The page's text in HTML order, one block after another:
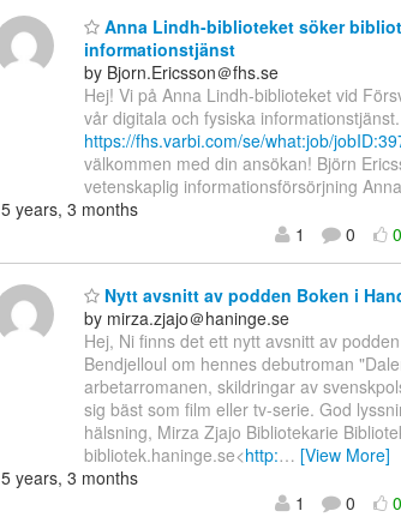
Anna Lindh-biblioteket söker
informationstjänst
by Bjorn.Ericsson＠fhs.se
Hej! Vi på Anna Lindh-biblioteket vid
vår digitala och fysiska
https://fhs.varbi.com/se/what:job/
välkommen med din ansökan! Björn
vetenskaplig informationsförsörjning
5 years, 3 months
1
0 0
Nytt avsnitt av podden Boken i
by mirza.zjajo＠haninge.se
Hej, Ni finns det ett nytt avsnitt av
Bendjelloul om hennes debutroman
arbetarromanen, skildringar av
sig bäst som film eller tv-serie. God
hälsning, Mirza Zjajo Bibliotekarie
bibliotek.haninge.se<http:… [View More]
5 years, 3 months
1
0 0